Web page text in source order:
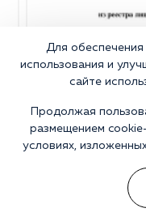
Для
использования и
сайте
Продолжая
размещением
условиях,